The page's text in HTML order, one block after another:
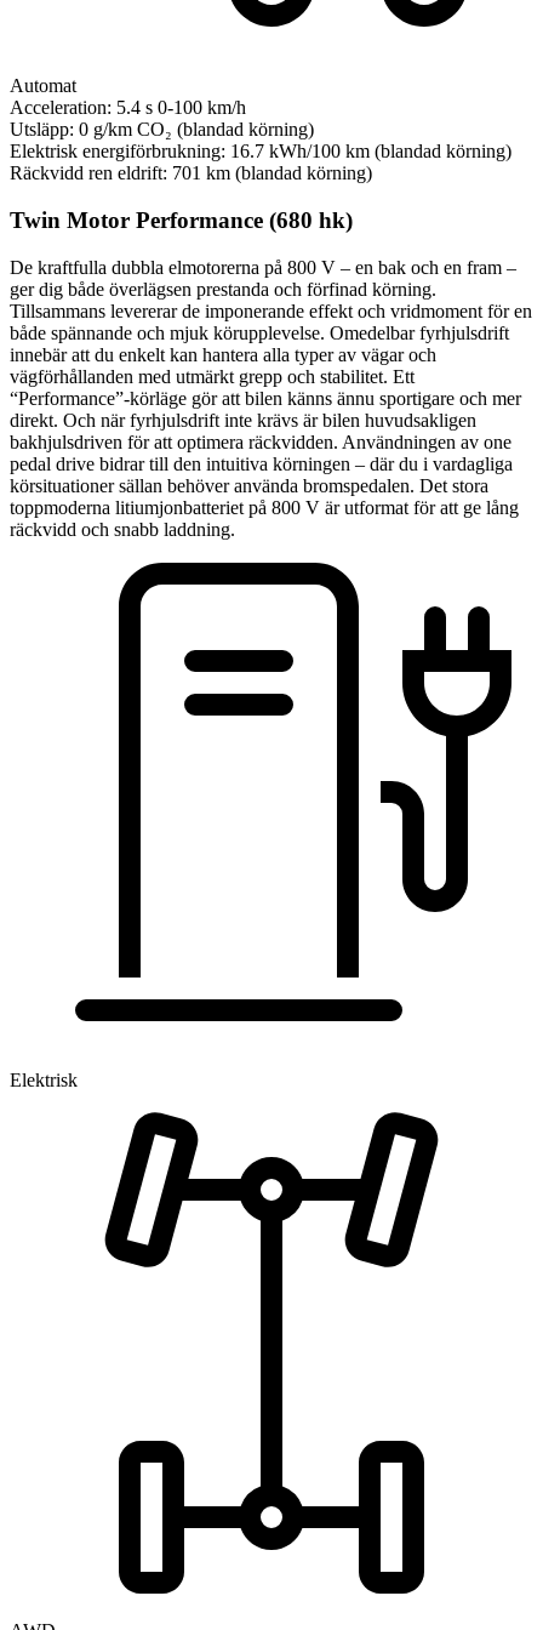
Automat
Acceleration: 5.4 s 0-100 km/h
Utsläpp: 0 g/km CO₂ (blandad körning)
Elektrisk energiförbrukning: 16.7 kWh/100 km (blandad körning)
Räckvidd ren eldrift: 701 km (blandad körning)
Twin Motor Performance (680 hk)
De kraftfulla dubbla elmotorerna på 800 V – en bak och en fram –
ger dig både överlägsen prestanda och förfinad körning.
Tillsammans levererar de imponerande effekt och vridmoment för en
både spännande och mjuk körupplevelse. Omedelbar fyrhjulsdrift
innebär att du enkelt kan hantera alla typer av vägar och
vägförhållanden med utmärkt grepp och stabilitet. Ett
“Performance”-körläge gör att bilen känns ännu sportigare och mer
direkt. Och när fyrhjulsdrift inte krävs är bilen huvudsakligen
bakhjulsdriven för att optimera räckvidden. Användningen av one
pedal drive bidrar till den intuitiva körningen – där du i vardagliga
körsituationer sällan behöver använda bromspedalen. Det stora
toppmoderna litiumjonbatteriet på 800 V är utformat för att ge lång
räckvidd och snabb laddning.
Elektrisk